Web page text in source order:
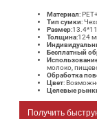
Материал:
Тип сумки:
Размер
Толщина:124
Бесплатный
молоко,
Обработка
Цвет:
Целевые
Получить